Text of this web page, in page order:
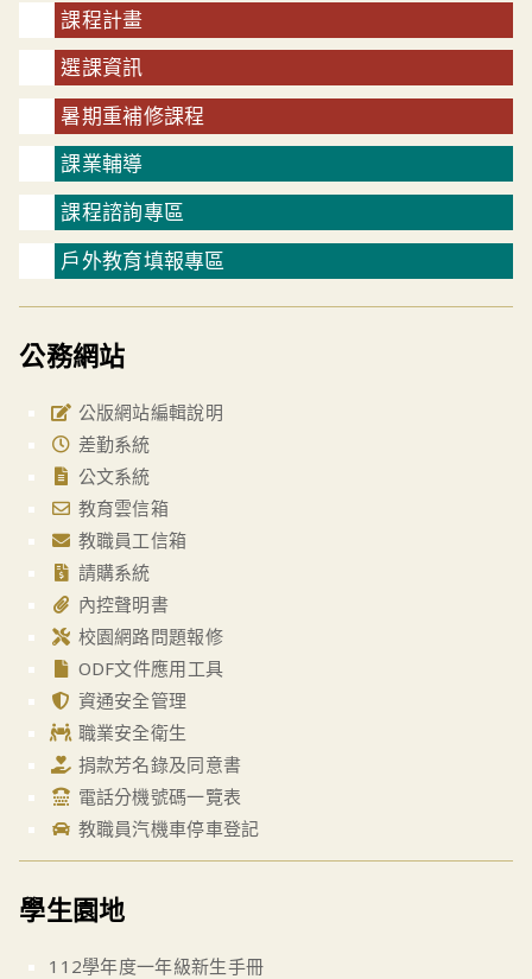
課程計畫
選課資訊
暑期重補修課程
課業輔導
課程諮詢專區
戶外教育填報專區
公務網站
公版網站編輯說明
差勤系統
公文系統
教育雲信箱
教職員工信箱
請購系統
內控聲明書
校園網路問題報修
ODF文件應用工具
資通安全管理
職業安全衛生
捐款芳名錄及同意書
電話分機號碼一覽表
教職員汽機車停車登記
學生園地
112學年度一年級新生手冊